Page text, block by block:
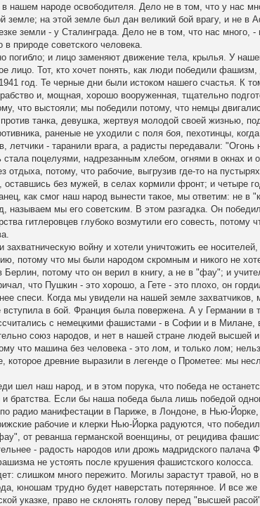
нашем народе освободителя. Дело не в том, что у нас
земле; на этой земле был дан великий бой врагу, и не в
земли - у Сталинграда. Дело не в том, что нас много,
природе советского человека.
погибло; и лицо заменяют движение тела, крылья. У
лицо. Тот, кто хочет понять, как люди победили
год. Те черные дни были истоком нашего счастья. К
и, мощная, хорошо вооруженная, тщательно
что выстояли; мы победили потому, что немцы
танка, девушка, жертвуя молодой своей жизнью,
раненые не уходили с поля боя, пехотинцы,
летчики - таранили врага, а радисты передавали:
поцелуями, надрезанным хлебом, огнями в окнах и
потому, что рабочие, выгрузив где-то на
без мужей, в селах кормили фронт; и четыре
как смог наш народ вынести такое, мы ответим: не в
называем мы его советским. В этом разгадка. Он
гитлеровцев глубоко возмутили его совесть, потому
войну и хотели уничтожить ее
потому что мы были народом скромным и никого не
потому что он верил в книгу, а не в "фау"; и
что Пушкин - это хорошо, а Гете - это плохо, он
спеси. Когда мы увидели на нашей земле
в бой. Франция была повержена. А у Германии в
с немецкими фашистами - в Софии и в Милане,
союз народов, и нет в нашей стране людей высшей
что машина без человека - это лом, и только лом;
которое древние выразили в легенде о Прометее: мы
шел наш народ, и в этом порука, что победа не
братства. Если бы наша победа была лишь победой
радио манифестации в Париже, в Лондоне, в Нью-
рабочие и клерки Нью-Йорка радуются, что
от реванша германской военщины, от рецидива
- радость народов или дрожь мадридского палача
не устоять после крушения фашистского колосса.
слишком много пережито. Могилы зарастут травой, но в
юношам трудно будет наверстать потерянное. И все
указке, право не склонять голову перед "высшей